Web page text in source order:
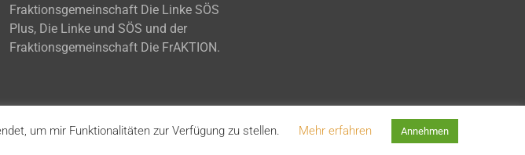
Fraktionsgemeinschaft Die Linke SÖS
Plus, Die Linke und SÖS und der
Fraktionsgemeinschaft Die FrAKTION.
um mir Funktionalitäten zur Verfügung zu stellen. Mehr erfahren Annehmen